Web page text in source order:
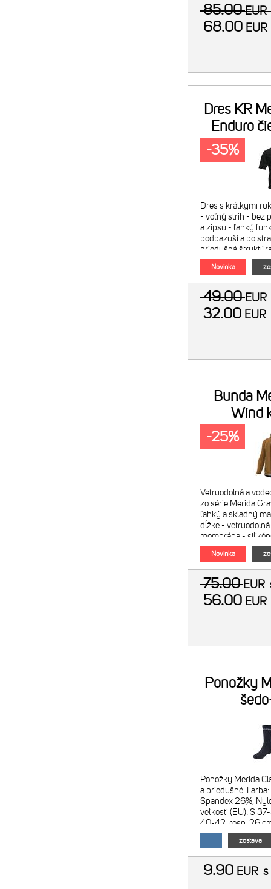
85.00EUR
68.00
Dres KR
Enduro
Dres s krátkymi
- voľný strih - bez
a zipsu - ľahký
podpazuší a po
priedušná
- materiál: 100%
zelená
Novinka
-35%
49.00EUR
32.00 EUR
Bunda
Wind
Vetruodolná a
zo série Merida
ľahký a skladný
dĺžke -
membrána -
spodnej časti -
Novinka
-25%
75.00EUR
56.00 EUR
Ponožky
Ponožky Merida
a priedušné.
Spandex 26%,
veľkosti (EU): S
40-42, resp. 26
cm
zostava
9.90 EUR s